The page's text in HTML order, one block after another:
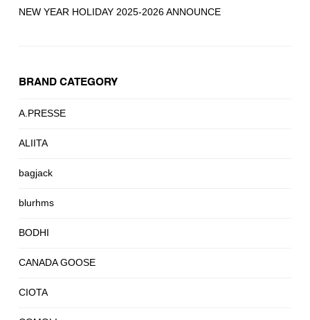
NEW YEAR HOLIDAY 2025-2026 ANNOUNCE
BRAND CATEGORY
A.PRESSE
ALIITA
bagjack
blurhms
BODHI
CANADA GOOSE
CIOTA